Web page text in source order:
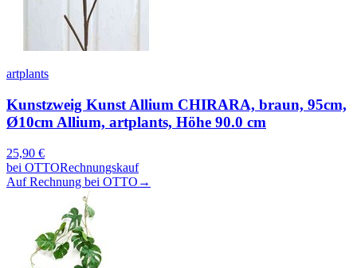
artplants
Kunstzweig Kunst Allium CHIRARA, braun, 95cm,
Ø10cm Allium, artplants, Höhe 90.0 cm
25,90 €
bei OTTORechnungskauf
Auf Rechnung bei OTTO →